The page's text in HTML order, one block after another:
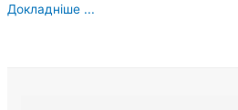
Докладніше ...